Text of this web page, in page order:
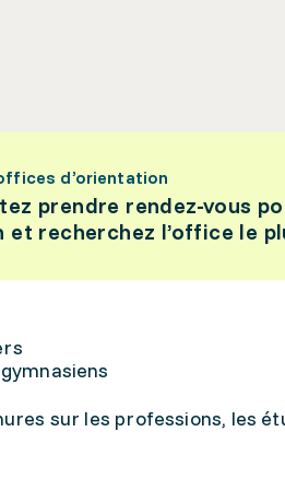
d’orientation
prendre rendez-vous
recherchez l’office le
sur les professions, les